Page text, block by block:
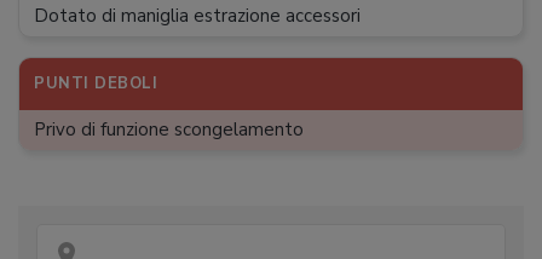
Dotato di maniglia estrazione accessori
PUNTI DEBOLI
Privo di funzione scongelamento